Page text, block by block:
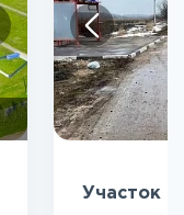
Участок 8